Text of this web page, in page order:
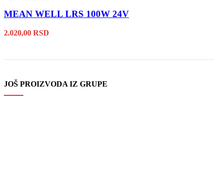
MEAN WELL LRS 100W 24V
2.020,00 RSD
JOŠ PROIZVODA IZ GRUPE